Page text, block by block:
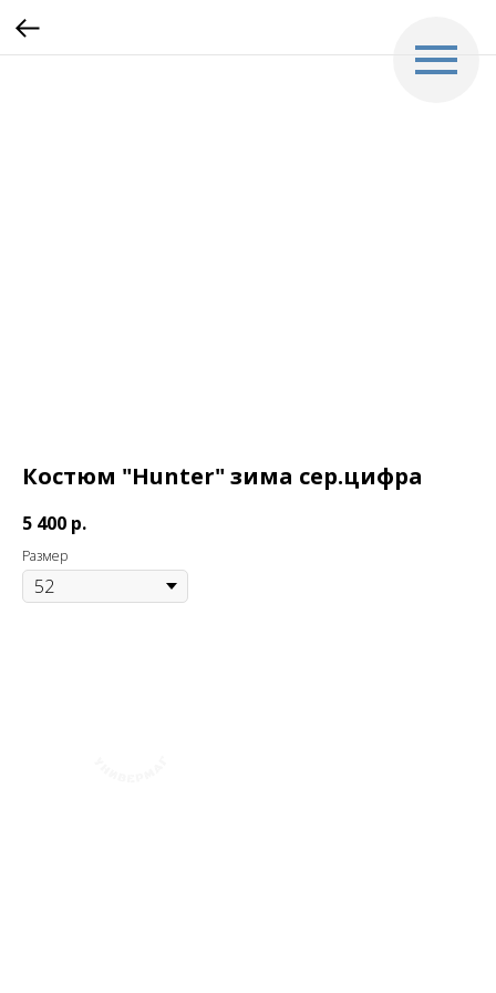
Костюм "Hunter" зима сер.цифра
5 400 р.
Размер